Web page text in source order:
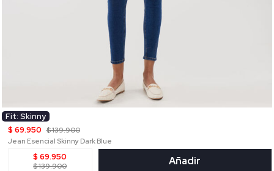
Fit: Skinny
$ 69.950 $ 139.900
Jean Esencial Skinny Dark Blue
$ 69.950
$ 139.900 Añadir